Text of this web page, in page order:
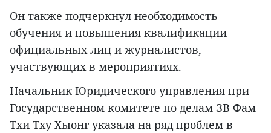
Он также подчеркнул необходимость
обучения и повышения квалификации
официальных лиц и журналистов,
участвующих в мероприятиях.
Начальник Юридического управления при
Государственном комитете по делам ЗВ Фам
Тхи Тху Хыонг указала на ряд проблем в